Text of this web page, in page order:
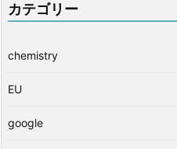
カテゴリー
chemistry
EU
google